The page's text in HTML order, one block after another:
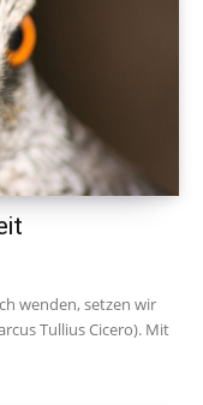
wenden, setzen wir
Tullius Cicero). Mit